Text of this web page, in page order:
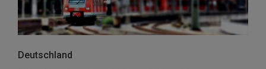
Deutschland